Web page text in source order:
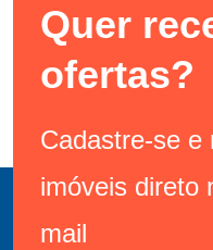
Quer
ofertas?
Cadastre-se e
imóveis direto
mail